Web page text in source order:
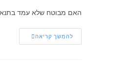
האם מבוטח שלא עמד בתנאי
להמשך קריאה